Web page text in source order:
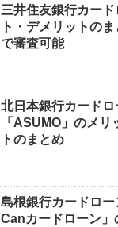
三井住友銀行カー
ト・デメリットの
で審査可能
北日本銀行カードロ
「ASUMO」のメリ
トのまとめ
島根銀行カードロ
Canカードローン」